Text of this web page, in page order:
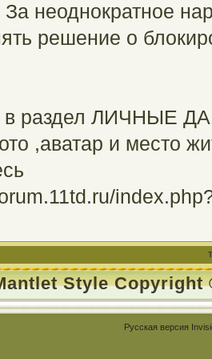
неоднократное
решение о
в раздел ЛИЧНЫЕ
,аватар и место
Style Copyright
Русская версия